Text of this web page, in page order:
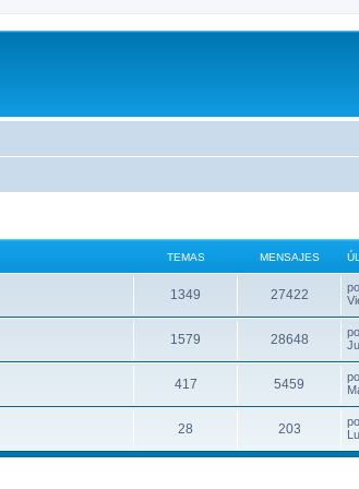
TEMAS MENSAJES
1349 27422
1579 28648
417 5459
28 203